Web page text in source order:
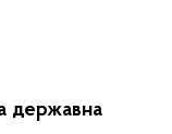
державна